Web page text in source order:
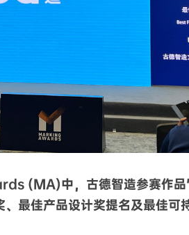
(MA)中，古德智造参赛作
最佳产品设计奖提名及最佳可